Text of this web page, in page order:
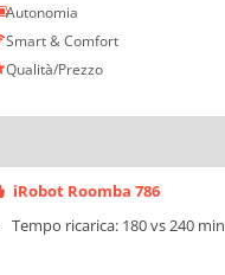
Autonomia
Smart & Comfort
Qualità/Prezzo
iRobot Roomba 786
Tempo ricarica: 180 vs 240 min